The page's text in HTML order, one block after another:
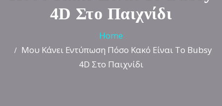
4D Στο Παιχνίδι
Home
Μου Κάνει Εντύπωση Πόσο Κακό Είναι Το Bubsy
4D Στο Παιχνίδι